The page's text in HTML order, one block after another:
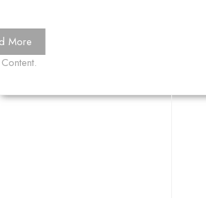
More